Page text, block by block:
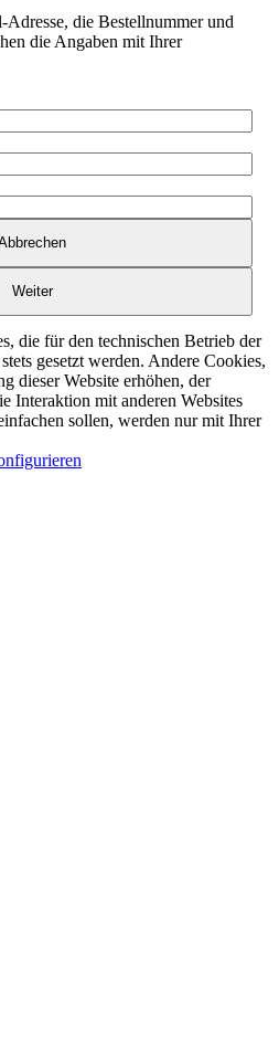
die Bestellnummer und
die Angaben mit Ihrer
Weiter
die für den technischen Betrieb der
gesetzt werden. Andere Cookies,
dieser Website erhöhen, der
Interaktion mit anderen Websites
sollen, werden nur mit Ihrer